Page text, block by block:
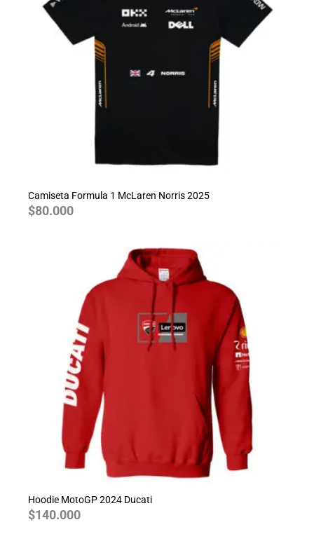
Camiseta Formula 1 McLaren Norris 2025
$80.000
Hoodie MotoGP 2024 Ducati
$140.000